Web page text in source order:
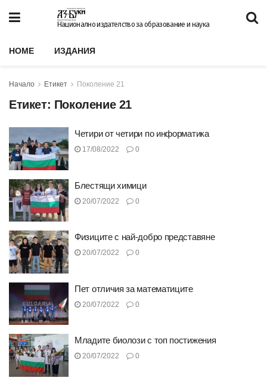
Национално издателство за образование и наука
HOME ИЗДАНИЯ
Начало Етикет Поколение 21
Етикет: Поколение 21
Четири от четири по информатика
17/08/2022 0
Блестящи химици
20/07/2022 0
Физиците с най-добро представяне
20/07/2022 0
Пет отличия за математиците
20/07/2022 0
Младите биолози с топ постижения
20/07/2022 0